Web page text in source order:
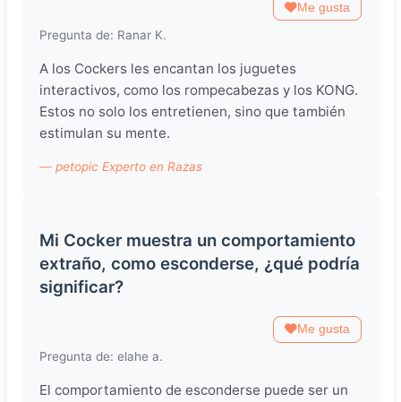
Me gusta
Pregunta de: Ranar K.
A los Cockers les encantan los juguetes
interactivos, como los rompecabezas y los KONG.
Estos no solo los entretienen, sino que también
estimulan su mente.
— petopic Experto en Razas
Mi Cocker muestra un comportamiento
extraño, como esconderse, ¿qué podría
significar?
Me gusta
Pregunta de: elahe a.
El comportamiento de esconderse puede ser un